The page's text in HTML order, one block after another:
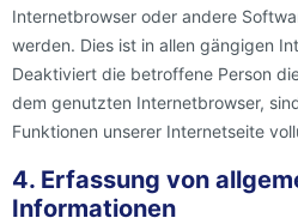
Internetbrowser oder andere
werden. Dies ist in allen gängigen
Deaktiviert die betroffene Person
dem genutzten Internetbrowser,
Funktionen unserer Internetseite
4. Erfassung von
Informationen